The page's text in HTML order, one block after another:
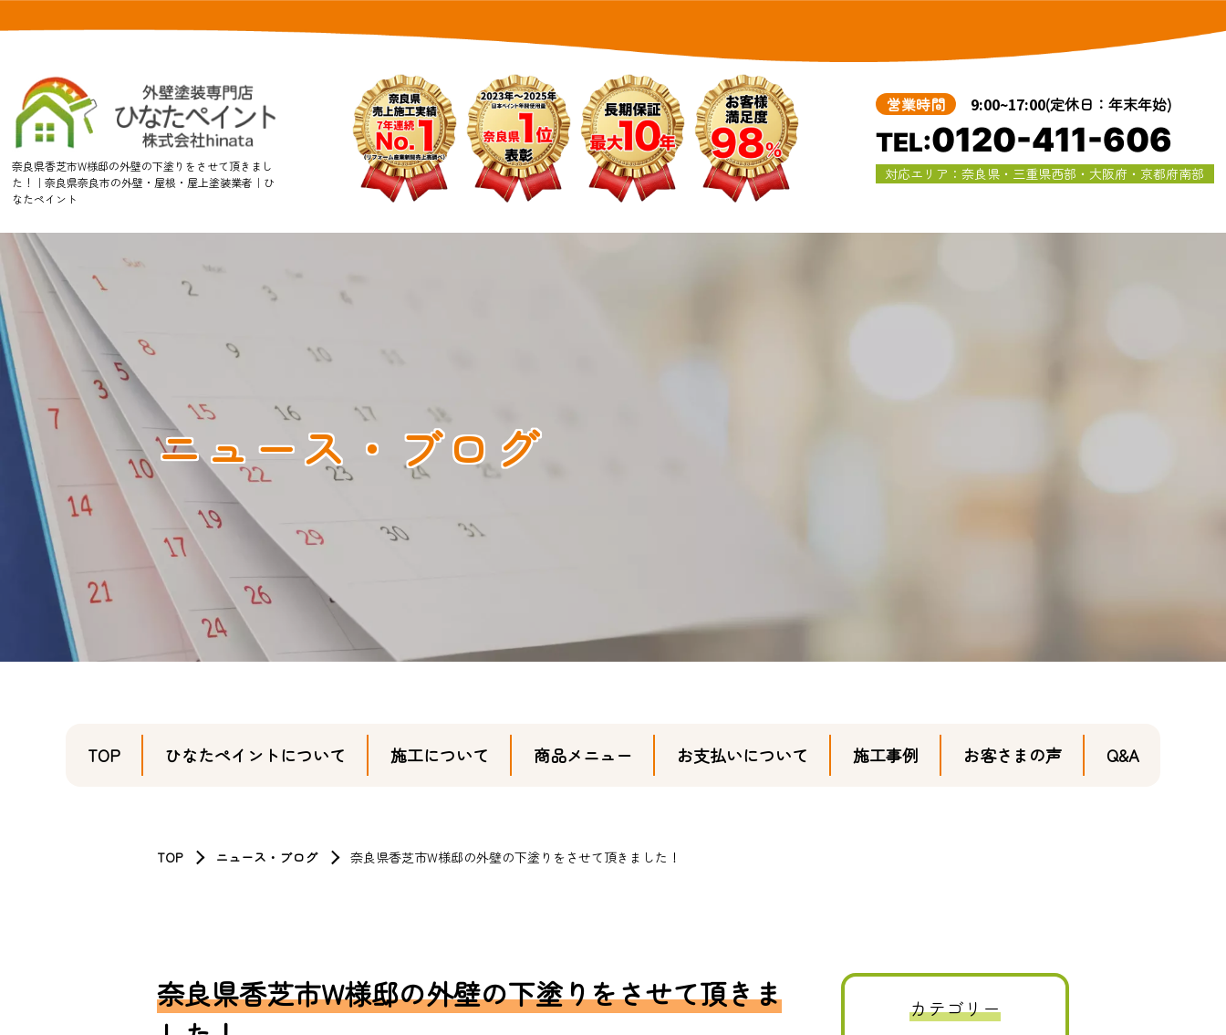
奈良県香芝市W様邸の外壁の下塗りをさせて頂きまし
た！｜奈良県奈良市の外壁・屋根・屋上塗装業者｜ひ
なたペイント
営業時間 9:00~17:00(定休日：年末年始)
TEL:0120-411-606
対応エリア：奈良県・三重県西部・大阪府・京都府南部
ニュース・ブログ
TOP ひなたペイントについて 施工について 商品メニュー お支払いについて 施工事例 お客さまの声 Q&A
TOP ニュース・ブログ 奈良県香芝市W様邸の外壁の下塗りをさせて頂きました！
奈良県香芝市W様邸の外壁の下塗りをさせて頂きま
カテゴリー